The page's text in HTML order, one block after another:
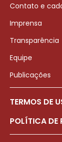
Contato e
Imprensa
Transparência
Equipe
Publicações
TERMOS DE
POLÍTICA DE